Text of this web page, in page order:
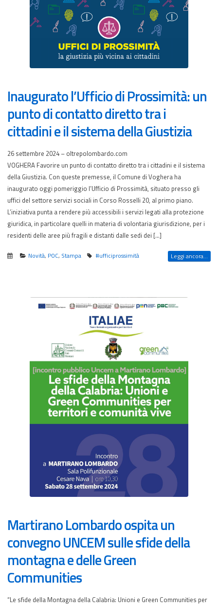
Inaugurato l’Ufficio di Prossimità: un
punto di contatto diretto tra i
cittadini e il sistema della Giustizia
26 settembre 2024 – oltrepolombardo.com
VOGHERA Favorire un punto di contatto diretto tra i cittadini e il sistema
della Giustizia. Con queste premesse, il Comune di Voghera ha
inaugurato oggi pomeriggio l’Ufficio di Prossimità, situato presso gli
uffici del settore servizi sociali in Corso Rosselli 20, al primo piano.
L’iniziativa punta a rendere più accessibili i servizi legati alla protezione
giuridica, in particolare quelli in materia di volontaria giurisdizione, per i
residenti delle aree più fragili e distanti dalle sedi dei […]
Novità, POC, Stampa #ufficiprossimità Leggi ancora...
Martirano Lombardo ospita un
convegno UNCEM sulle sfide della
montagna e delle Green
Communities
“Le sfide della Montagna della Calabria: Unioni e Green Communities per